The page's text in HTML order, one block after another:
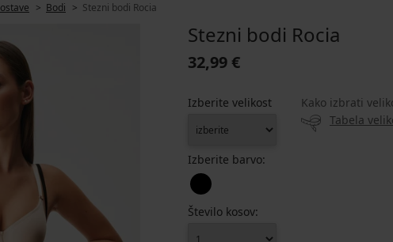
Bodi Stezni bodi Rocia
Stezni bodi Rocia
32,99 €
Izberite velikost
Kako izbrati
Tabela
Izberite barvo:
Število kosov: